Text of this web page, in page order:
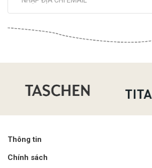
Thông tin
Chính sách